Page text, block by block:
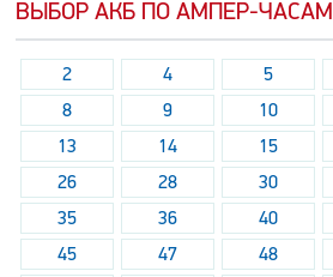
ВЫБОР АКБ ПО АМПЕР-ЧАСАМ
2 4 5
8
9 10
13
14 15
26
28 30
35
36 40
45
47 48